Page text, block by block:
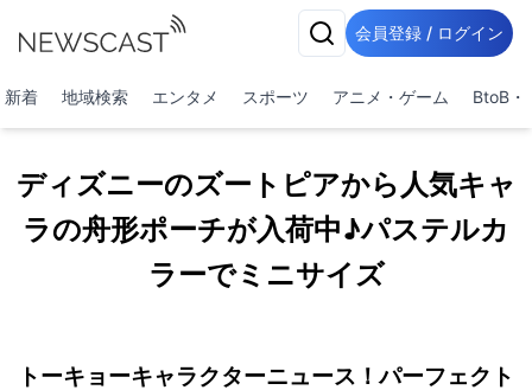
会員登録 / ログイン
新着 地域検索 エンタメ スポーツ アニメ・ゲーム BtoB・
ディズニーのズートピアから人気キャ
ラの舟形ポーチが入荷中♪パステルカ
ラーでミニサイズ
トーキョーキャラクターニュース！パーフェクト